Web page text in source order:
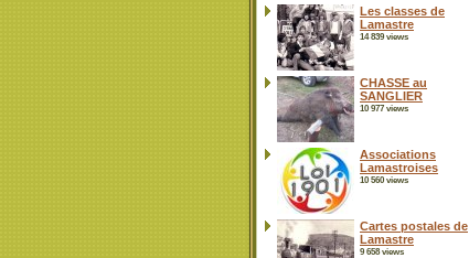
Les classes de
Lamastre
14 839 views
CHASSE au
SANGLIER
10 977 views
Associations
Lamastroises
10 560 views
Cartes postales de
Lamastre
9 658 views